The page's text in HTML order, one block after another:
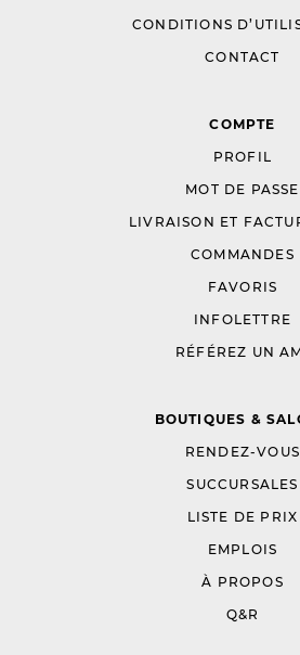
CONDITIONS
CONTACT
COMPTE
PROFIL
MOT DE PASSE
LIVRAISON ET
COMMANDES
FAVORIS
INFOLETTRE
RÉFÉREZ UN
BOUTIQUES &
RENDEZ-VOUS
SUCCURSALES
LISTE DE PRIX
EMPLOIS
À PROPOS
Q&R